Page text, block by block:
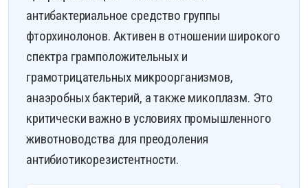
антибактериальное средство группы
фторхинолонов. Активен в отношении широкого
спектра грамположительных и
грамотрицательных микроорганизмов,
анаэробных бактерий, а также микоплазм. Это
критически важно в условиях промышленного
животноводства для преодоления
антибиотикорезистентности.